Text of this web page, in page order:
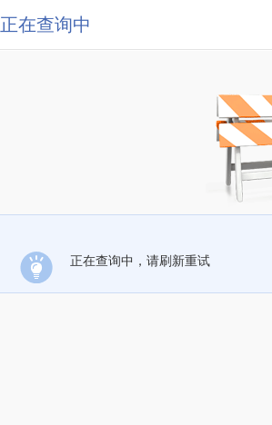
正在查询中
正在查询中，请刷新重试